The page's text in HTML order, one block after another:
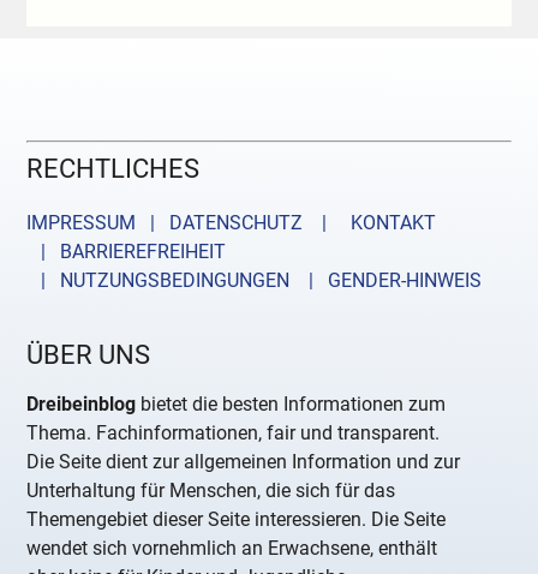
RECHTLICHES
IMPRESSUM | DATENSCHUTZ |
KONTAKT
| BARRIEREFREIHEIT
| NUTZUNGSBEDINGUNGEN
| GENDER-HINWEIS
ÜBER UNS
Dreibeinblog bietet die besten Informationen zum
Thema. Fachinformationen, fair und transparent.
Die Seite dient zur allgemeinen Information und zur
Unterhaltung für Menschen, die sich für das
Themengebiet dieser Seite interessieren. Die Seite
wendet sich vornehmlich an Erwachsene, enthält